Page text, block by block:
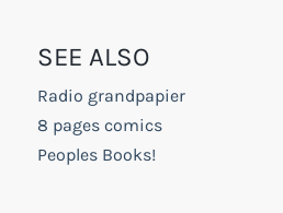
SEE ALSO
Radio grandpapier
8 pages comics
Peoples Books!